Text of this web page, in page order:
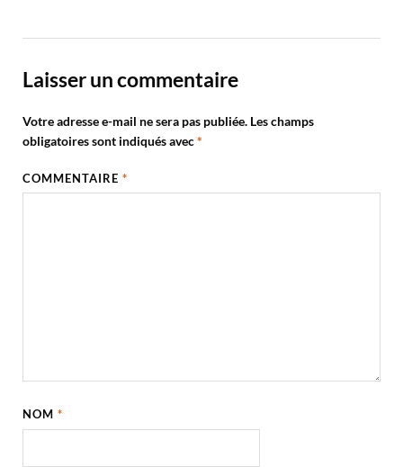
Laisser un commentaire
Votre adresse e-mail ne sera pas publiée. Les champs
obligatoires sont indiqués avec*
COMMENTAIRE*
NOM*